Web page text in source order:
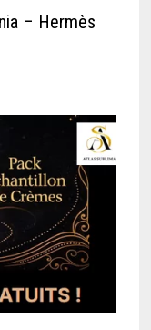
– Hermès